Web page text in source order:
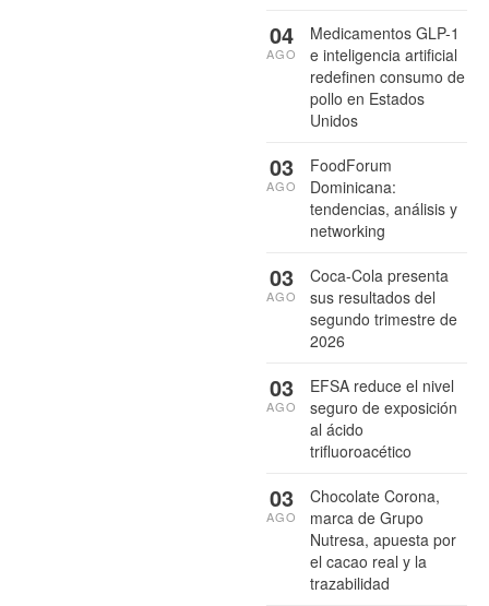
Medicamentos GLP-1
e inteligencia artificial
redefinen consumo de
pollo en Estados
Unidos
04
AGO
FoodForum
Dominicana:
tendencias, análisis y
networking
03
AGO
Coca-Cola presenta
sus resultados del
segundo trimestre de
2026
03
AGO
EFSA reduce el nivel
seguro de exposición
al ácido
trifluoroacético
03
AGO
Chocolate Corona,
marca de Grupo
Nutresa, apuesta por
el cacao real y la
trazabilidad
03
AGO